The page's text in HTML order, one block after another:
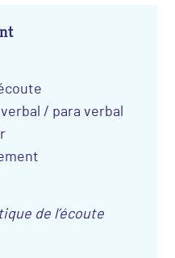
/ para verbal
de l’écoute